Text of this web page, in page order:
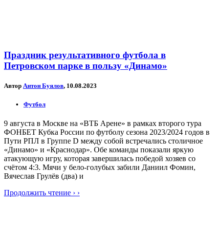
Праздник результативного футбола в
Петровском парке в пользу «Динамо»
Автор Антон Буялов, 10.08.2023
Футбол
9 августа в Москве на «ВТБ Арене» в рамках второго тура
ФОНБЕТ Кубка России по футболу сезона 2023/2024 годов в
Пути РПЛ в Группе D между собой встречались столичное
«Динамо» и «Краснодар». Обе команды показали яркую
атакующую игру, которая завершилась победой хозяев со
счётом 4:3. Мячи у бело-голубых забили Даниил Фомин,
Вячеслав Грулёв (два) и
Продолжить чтение › ›